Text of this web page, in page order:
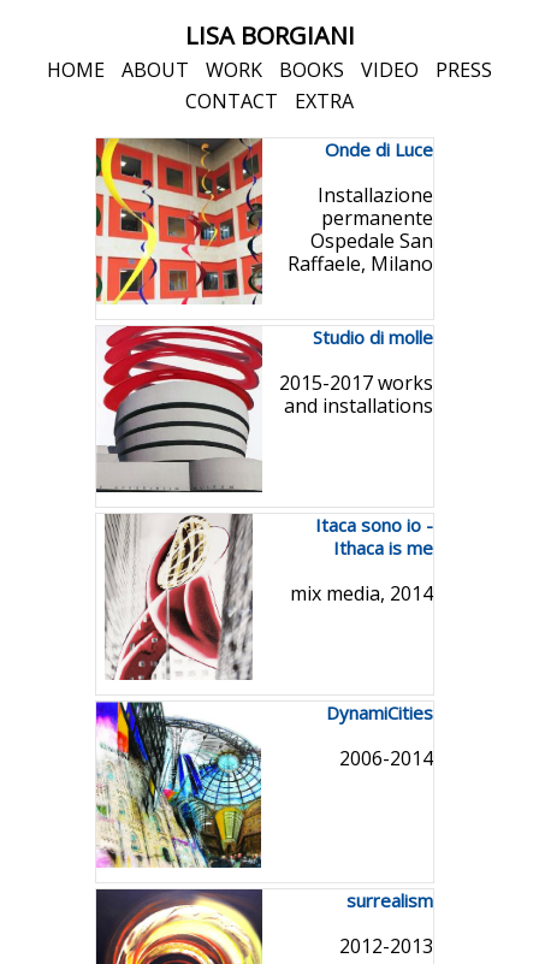
LISA BORGIANI
HOME ABOUT WORK BOOKS VIDEO
PRESS
CONTACT
EXTRA
Onde di Luce
Installazione
permanente
Ospedale San
Raffaele, Milano
Studio di molle
2015-2017 works
and installations
Itaca sono io -
Ithaca is me
mix media, 2014
DynamiCities
2006-2014
surrealism
2012-2013